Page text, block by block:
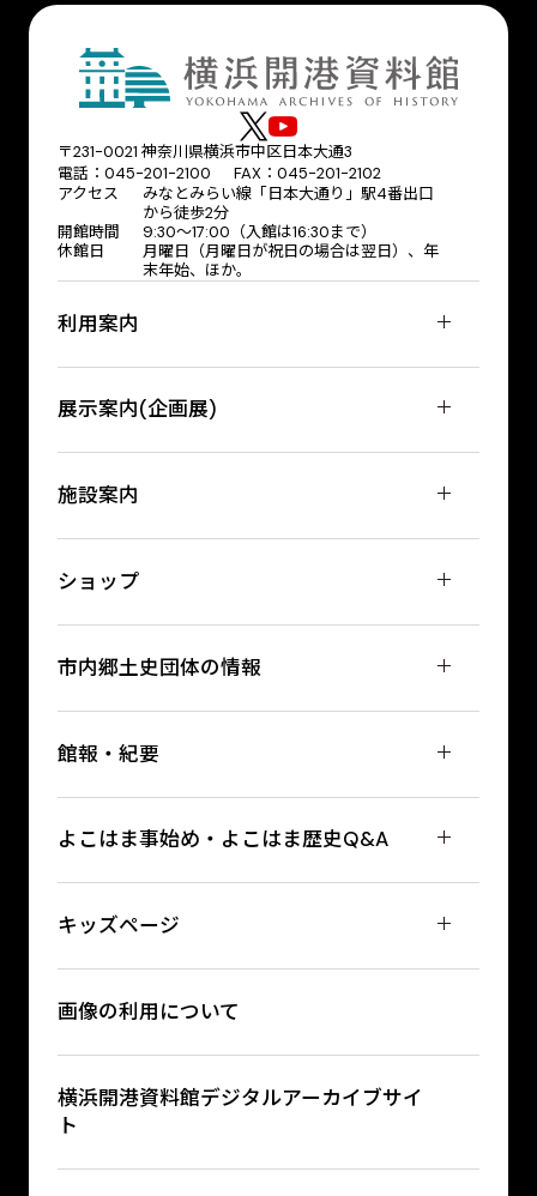
〒231-0021 神奈川県横浜市中区日本大通3
電話：045-201-2100 FAX：045-201-2102
アクセス
みなとみらい線「日本大通り」駅4番出口
から徒歩2分
開館時間
9:30〜17:00（入館は16:30まで）
休館日
月曜日（月曜日が祝日の場合は翌日）、年
末年始、ほか。
利用案内
展示案内(企画展)
施設案内
ショップ
市内郷土史団体の情報
館報・紀要
よこはま事始め・よこはま歴史Q&A
キッズページ
画像の利用について
横浜開港資料館デジタルアーカイブサイ
ト